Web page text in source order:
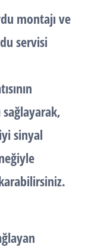
montajı ve
servisi
sağlayarak,
sinyal